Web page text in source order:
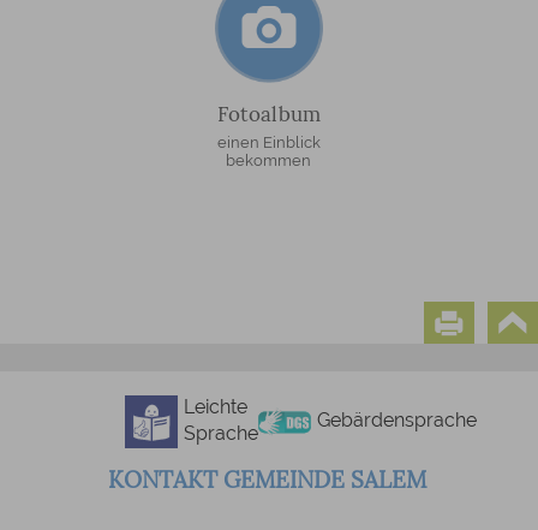
Fotoalbum
einen Einblick
bekommen
Leichte
Sprache
Gebärdensprache
KONTAKT GEMEINDE SALEM